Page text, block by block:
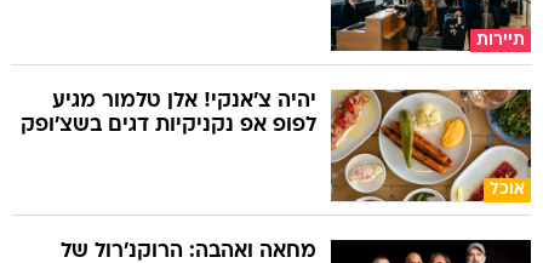
תיירות
אוכל
יהיה צ'אנקי! אלן טלמור מגיע
לפופ אפ נקניקיות דגים בשצ'ופק
מחאה ואהבה: הרוקנ'רול של